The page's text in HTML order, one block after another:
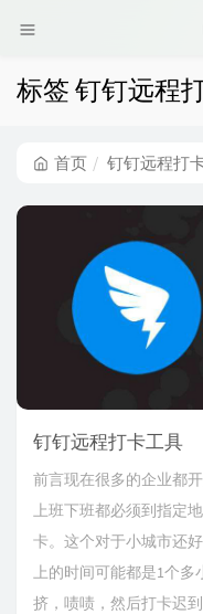
标签 钉钉远程
首页 钉钉远程打
钉钉远程打卡工具
前言现在很多的企业都
上班下班都必须到指定
卡。这个对于小城市还
上的时间可能都是1个
挤，啧啧，然后打卡迟